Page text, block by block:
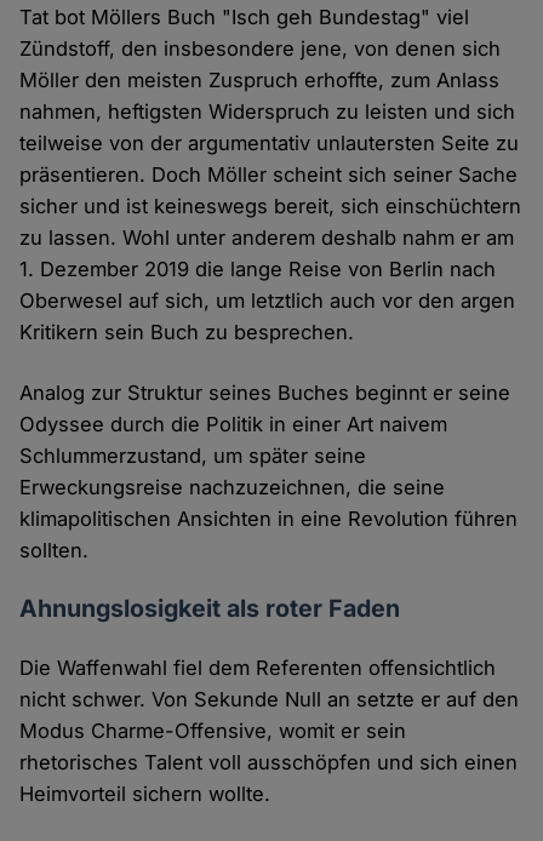
Tat bot Möllers Buch "Isch geh Bundestag" viel
Zündstoff, den insbesondere jene, von denen sich
Möller den meisten Zuspruch erhoffte, zum Anlass
nahmen, heftigsten Widerspruch zu leisten und sich
teilweise von der argumentativ unlautersten Seite zu
präsentieren. Doch Möller scheint sich seiner Sache
sicher und ist keineswegs bereit, sich einschüchtern
zu lassen. Wohl unter anderem deshalb nahm er am
1. Dezember 2019 die lange Reise von Berlin nach
Oberwesel auf sich, um letztlich auch vor den argen
Kritikern sein Buch zu besprechen.
Analog zur Struktur seines Buches beginnt er seine
Odyssee durch die Politik in einer Art naivem
Schlummerzustand, um später seine
Erweckungsreise nachzuzeichnen, die seine
klimapolitischen Ansichten in eine Revolution führen
sollten.
Ahnungslosigkeit als roter Faden
Die Waffenwahl fiel dem Referenten offensichtlich
nicht schwer. Von Sekunde Null an setzte er auf den
Modus Charme-Offensive, womit er sein
rhetorisches Talent voll ausschöpfen und sich einen
Heimvorteil sichern wollte.